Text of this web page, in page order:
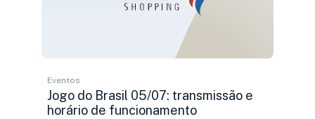
Eventos
Jogo do Brasil 05/07: transmissão e
horário de funcionamento